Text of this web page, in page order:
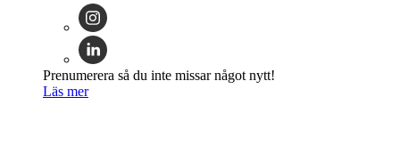
Prenumerera så du inte missar något nytt!
Läs mer